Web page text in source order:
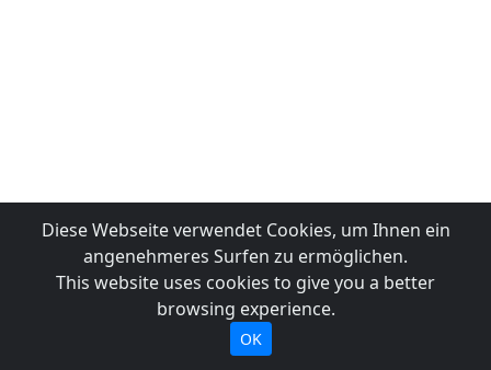
Diese Webseite verwendet Cookies, um Ihnen ein
angenehmeres Surfen zu ermöglichen.
This website uses cookies to give you a better
browsing experience.
OK